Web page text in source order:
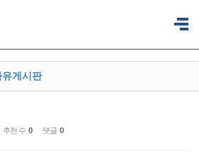
유게시판
추천 수 0 댓글 0